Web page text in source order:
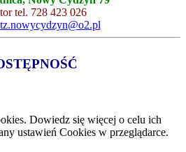
tel. 728 423 026
Dowiedz się więcej o celu ich
ustawień Cookies w przeglądarce.